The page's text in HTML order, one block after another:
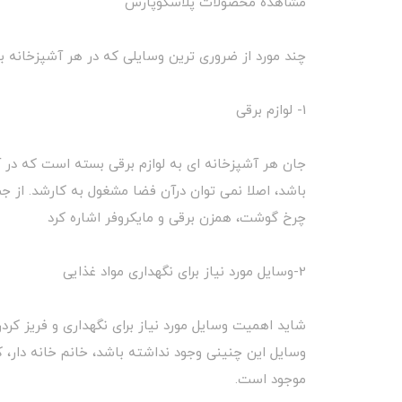
چند مورد از ضروری ترین وسایلی که در هر آشپزخانه
1- لوازم برقی
جان هر آشپزخانه ای به لوازم برقی بسته است که در
باشد، اصلا نمی توان درآن فضا مشغول به کارشد. از
چرخ گوشت، همزن برقی و مایکروفر اشاره کرد
2-وسایل مورد نیاز برای نگهداری مواد غذایی
شاید اهمیت وسایل مورد نیاز برای نگهداری و فریز
وسایل این چنینی وجود نداشته باشد، خانم خانه
موجود است.